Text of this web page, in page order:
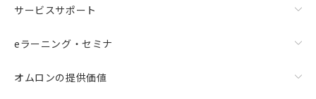
サービスサポート
eラーニング・セミナ
オムロンの提供価値